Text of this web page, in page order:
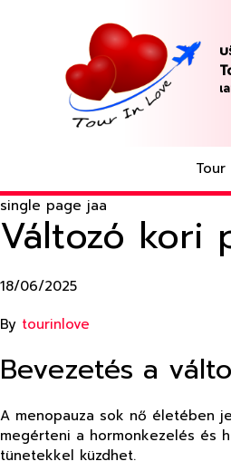
เ
Tour
single page jaa
Változó kori
18/06/2025
By tourinlove
Bevezetés a
A menopauza sok nő életében
megérteni a hormonkezelés és
tünetekkel küzdhet.